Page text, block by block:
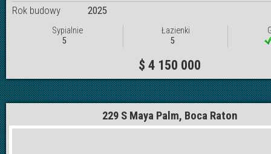
Rok budowy
2025
Sypialnie
5
Łazienki
5
$ 4 150 000
229 S Maya Palm, Boca Raton